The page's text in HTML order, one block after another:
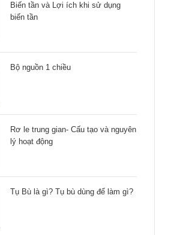
Biến tần và Lợi ích khi sử dụng
biến tần
Bộ nguồn 1 chiều
Rơ le trung gian- Cấu tạo và nguyên
lý hoạt động
Tụ Bù là gì? Tụ bù dùng để làm gì?